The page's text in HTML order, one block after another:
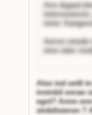
Ans &gaot;
einer
Aerne
eine oder
Also iod oeiß
instnbil onrao
egnl? Annn
stnbilisieren ?